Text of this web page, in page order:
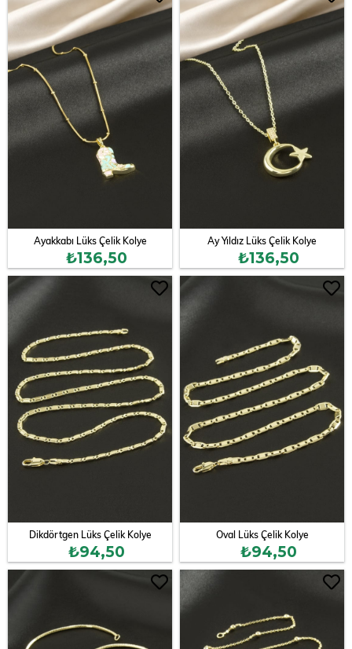
Ayakkabı Lüks Çelik Kolye
₺136,50
Ay Yıldız Lüks Çelik Kolye
₺136,50
Dikdörtgen Lüks Çelik Kolye
₺94,50
Oval Lüks Çelik Kolye
₺94,50